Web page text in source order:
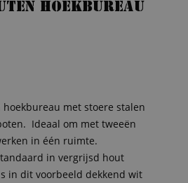
hoekbureau
met stoere stalen
Ideaal om met tweeën
in één ruimte.
in vergrijsd hout
in dit voorbeeld dekkend wit